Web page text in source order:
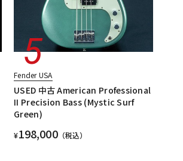
Fender USA
USED 中古 American Professional
II Precision Bass (Mystic Surf
Green)
¥198,000（税込）